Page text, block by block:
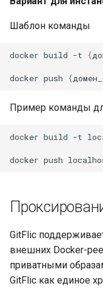
Шаблон команды
docker build -t {
docker push {
Пример команды
docker build -t
docker push
GitFlic
внешних Docker-
приватными
GitFlic как единое